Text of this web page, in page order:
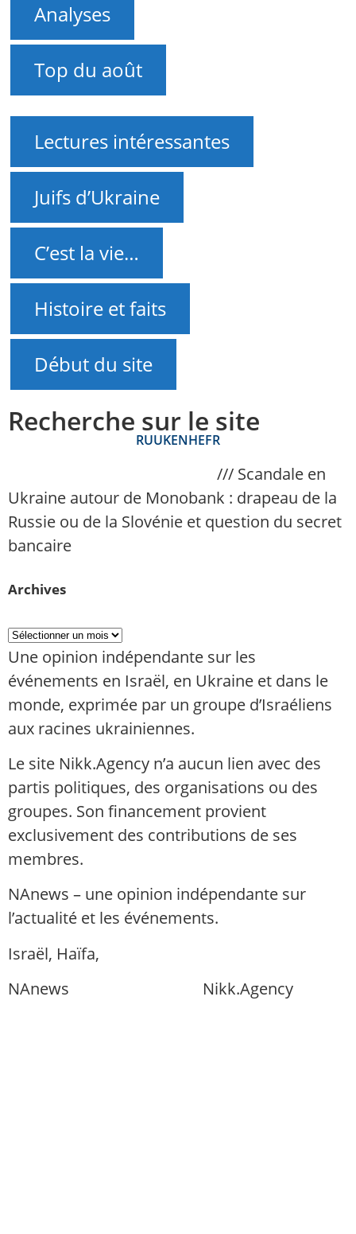
Analyses
Top du août
Lectures intéressantes
Juifs d’Ukraine
C’est la vie…
Histoire et faits
Début du site
Recherche sur le site
RUUKENHEFR
/// Scandale en
Ukraine autour de Monobank : drapeau de la
Russie ou de la Slovénie et question du secret
bancaire
Archives
Une opinion indépendante sur les
événements en Israël, en Ukraine et dans le
monde, exprimée par un groupe d’Israéliens
aux racines ukrainiennes.
Le site Nikk.Agency n’a aucun lien avec des
partis politiques, des organisations ou des
groupes. Son financement provient
exclusivement des contributions de ses
membres.
NAnews – une opinion indépendante sur
l’actualité et les événements.
Israël, Haïfa,
NAnews
Nikk.Agency